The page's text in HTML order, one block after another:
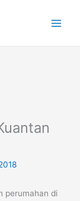
perumahan di